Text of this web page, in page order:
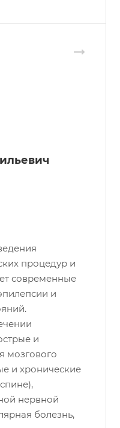
процедур и
современные
и
и
мозгового
и хронические
нервной
болезнь,